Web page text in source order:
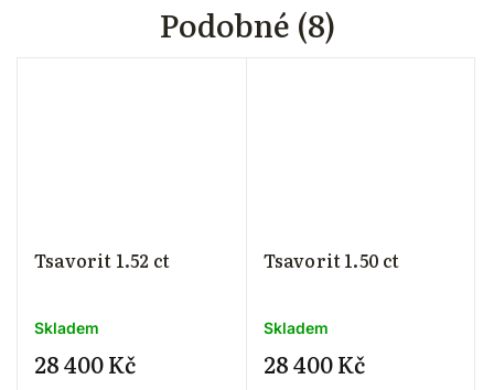
Podobné (8)
Tsavorit 1.52 ct
Skladem
28 400 Kč
Tsavorit 1.50 ct
Skladem
28 400 Kč